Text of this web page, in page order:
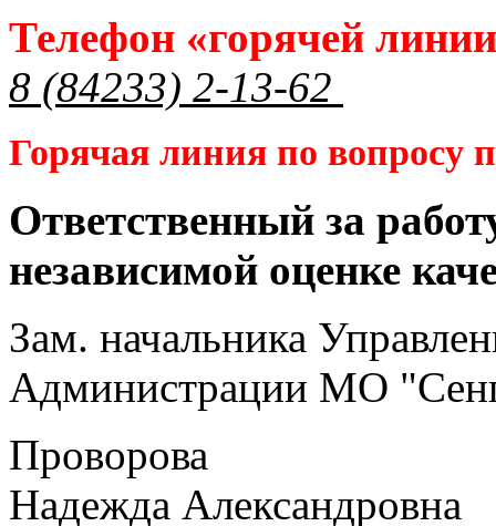
Телефон «горячей
8 (84233) 2-13-62
Горячая линия по вопросу
Ответственный за
независимой оценке
Зам. начальника
Администрации МО
Проворова
Надежда Александровна